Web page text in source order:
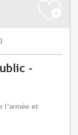
-
l’armée et